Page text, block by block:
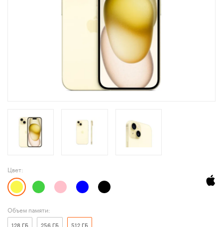
Цвет:
Объем памяти:
128 ГБ 256 ГБ 512 ГБ